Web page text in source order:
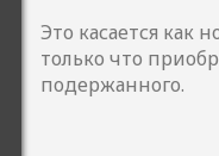
Это касается как
только что
подержанного.